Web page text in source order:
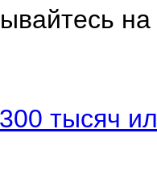
тысяч